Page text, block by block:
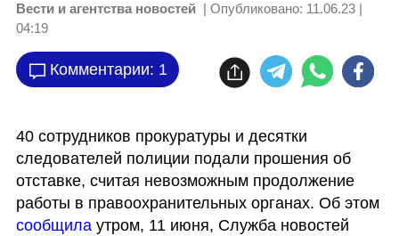
Вести и агентства новостей | Опубликовано: 11.06.23 |
04:19
Комментарии: 1
40 сотрудников прокуратуры и десятки
следователей полиции подали прошения об
отставке, считая невозможным продолжение
работы в правоохранительных органах. Об этом
сообщила утром, 11 июня, Служба новостей